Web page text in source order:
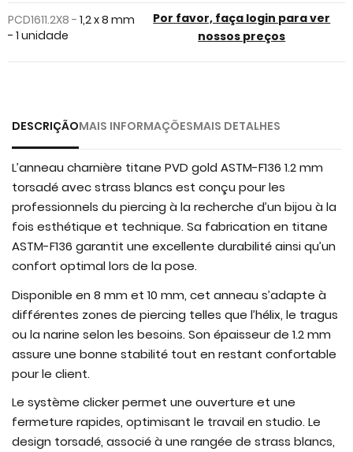
gallery
PCD1611.2X8 - 1,2 x 8 mm
- 1 unidade
Por favor, faça login para ver
nossos preços
DESCRIÇÃOMAIS INFORMAÇÕESMAIS DETALHES
L’anneau charnière titane PVD gold ASTM-F136 1.2 mm
torsadé avec strass blancs est conçu pour les
professionnels du piercing à la recherche d’un bijou à la
fois esthétique et technique. Sa fabrication en titane
ASTM-F136 garantit une excellente durabilité ainsi qu’un
confort optimal lors de la pose.
Disponible en 8 mm et 10 mm, cet anneau s’adapte à
différentes zones de piercing telles que l’hélix, le tragus
ou la narine selon les besoins. Son épaisseur de 1.2 mm
assure une bonne stabilité tout en restant confortable
pour le client.
Le système clicker permet une ouverture et une
fermeture rapides, optimisant le travail en studio. Le
design torsadé, associé à une rangée de strass blancs,